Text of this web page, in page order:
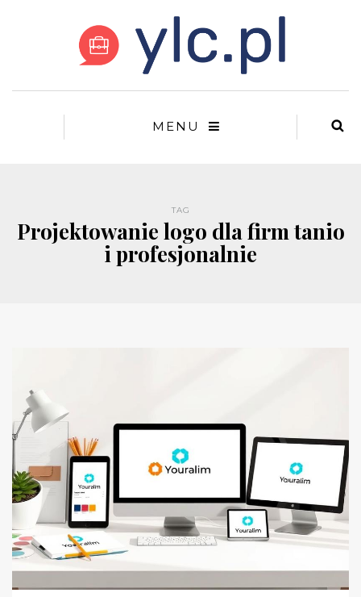
MENU
TAG
Projektowanie logo dla firm tanio
i profesjonalnie